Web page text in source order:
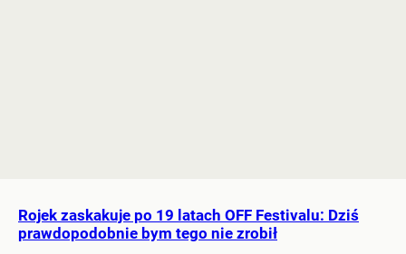
Rojek zaskakuje po 19 latach OFF Festivalu: Dziś
prawdopodobnie bym tego nie zrobił